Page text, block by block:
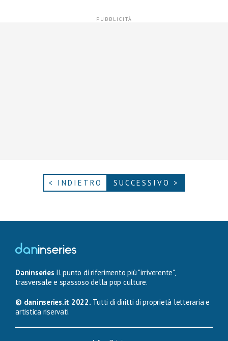
< INDIETRO SUCCESSIVO >
Daninseries Il punto di riferimento più "irriverente",
trasversale e spassoso della pop culture.
© daninseries.it 2022. Tutti di diritti di proprietà letteraria e
artistica riservati.